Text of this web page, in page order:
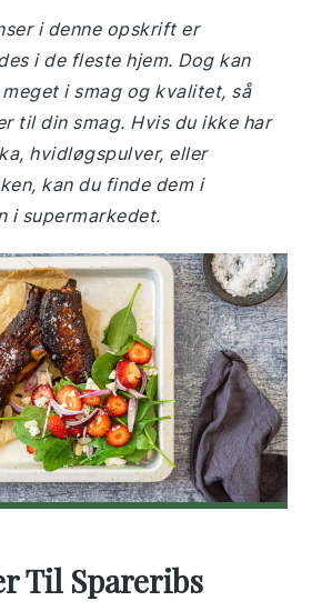
i denne opskrift er
i de fleste hjem. Dog kan
i smag og kvalitet, så
til din smag. Hvis du ikke har
hvidløgspulver, eller
kan du finde dem i
i supermarkedet.
Til Spareribs